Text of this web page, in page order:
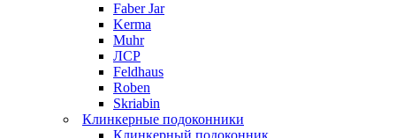
Faber Jar
Kerma
Muhr
ЛСР
Feldhaus
Roben
Skriabin
Клинкерные подоконники
Клинкерный подоконник